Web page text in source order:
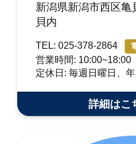
新潟県新潟市西区亀
貝内
TEL: 025-378-2864
営業時間: 10:00~18:00
定休日: 毎週日曜日、
詳細はこ